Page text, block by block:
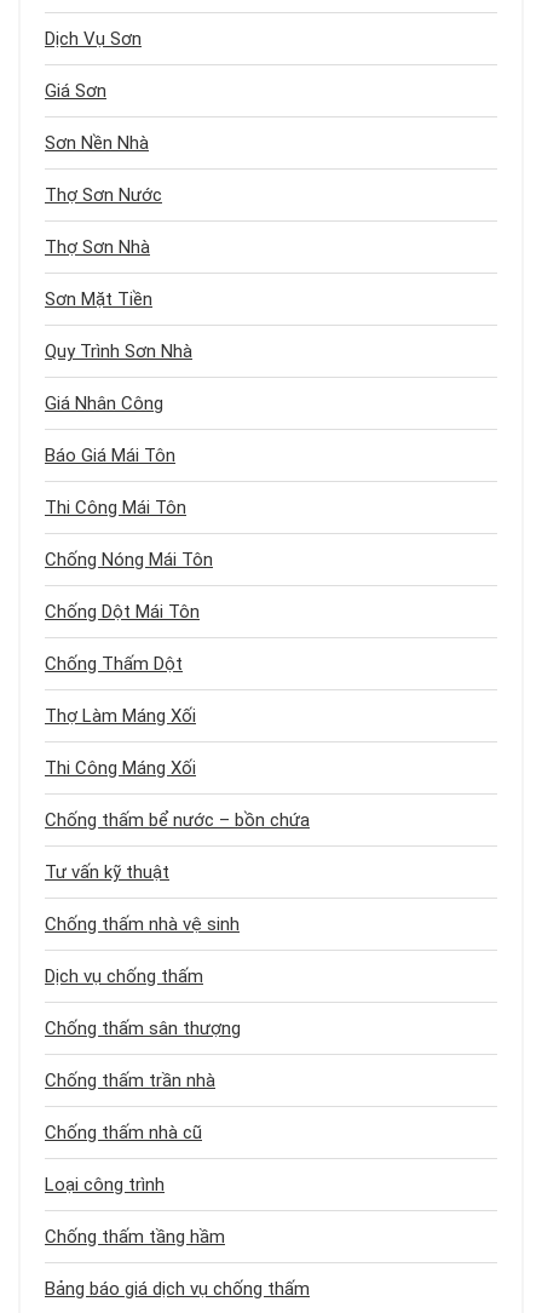
Dịch Vụ Sơn
Giá Sơn
Sơn Nền Nhà
Thợ Sơn Nước
Thợ Sơn Nhà
Sơn Mặt Tiền
Quy Trình Sơn Nhà
Giá Nhân Công
Báo Giá Mái Tôn
Thi Công Mái Tôn
Chống Nóng Mái Tôn
Chống Dột Mái Tôn
Chống Thấm Dột
Thợ Làm Máng Xối
Thi Công Máng Xối
Chống thấm bể nước – bồn chứa
Tư vấn kỹ thuật
Chống thấm nhà vệ sinh
Dịch vụ chống thấm
Chống thấm sân thượng
Chống thấm trần nhà
Chống thấm nhà cũ
Loại công trình
Chống thấm tầng hầm
Bảng báo giá dịch vụ chống thấm